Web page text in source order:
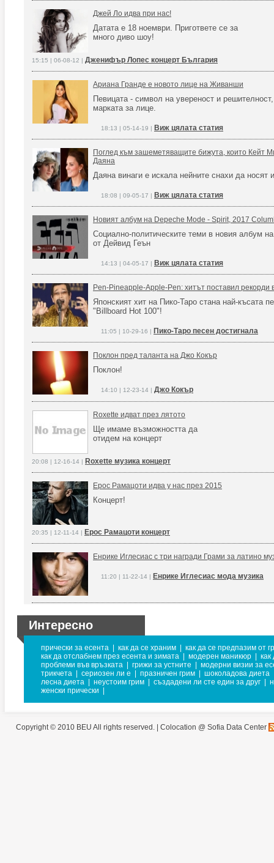
Джей Ло идва при нас!
Датата е 18 ноември. Пригответе се за
много диво шоу!
15:15 | 06-08-12 | Дженифър Лопес концерт България
Ариана Гранде е новото лице на Живанши
Певицата - символ на увереност и
марката за лице.
18:13 | 05-14-19 | Виж цялата статия
Поглед към зашеметяващите бижута, които Кейт
Даяна
Даяна винаги е искала нейните снахи да носят
18:08 | 09-05-17 | Виж цялата статия
Новият албум на Depeche Mode - Spirit, 2017
Социално-политическите теми в новия албум
от Дейвид Геън
14:13 | 04-05-17 | Виж цялата статия
Pen-Pineapple-Apple-Pen: хитът поставил рекорди
Японският хит на Пико-Таро стана най-късата
"Billboard Hot 100"!
11:05 | 10-29-16 | Пико-Таро песен достигнала
Поклон пред таланта на Джо Кокър
Поклон!
14:10 | 12-23-14 | Джо Кокър
Roxette идват през лятото
Ще имаме възможността да
отидем на концерт
20:08 | 12-16-14 | Roxette музика концерт
Ерос Рамацоти идва у нас през 2015
Концерт!
20:35 | 12-11-14 | Ерос Рамацоти концерт
Енрике Иглесиас с три награди Грами за латино
11:20 | 11-22-14 | Енрике Иглесиас мода музика
Интересно
прически за есента как да се храним
как да се предпазим от
как да отслабнем през есента и зимата
модерен маникюр
проблеми във връзката
грижи за устните
модерни визии за
трикчета
сериозен ли е празничен грим шоколадова диета
лесна диета
неустоим грим създадени ли сте един за друг
женски прически
Copyright © 2010 BEU All rights reserved. | Colocation @ Sofia Data Center